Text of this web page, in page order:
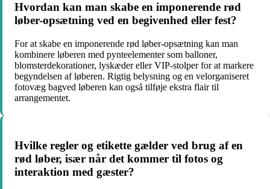
Hvordan kan man skabe en imponerende rød
løber-opsætning ved en begivenhed eller fest?
For at skabe en imponerende rød løber-opsætning kan man
kombinere løberen med pynteelementer som balloner,
blomsterdekorationer, lyskæder eller VIP-stolper for at markere
begyndelsen af løberen. Rigtig belysning og en velorganiseret
fotovæg bagved løberen kan også tilføje ekstra flair til
arrangementet.
Hvilke regler og etikette gælder ved brug af en
rød løber, især når det kommer til fotos og
interaktion med gæster?